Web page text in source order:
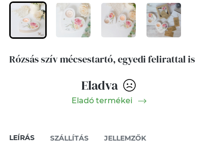
Rózsás szív mécsestartó, egyedi felirattal is
Eladva
Eladó termékei
LEÍRÁS SZÁLLÍTÁS JELLEMZŐK